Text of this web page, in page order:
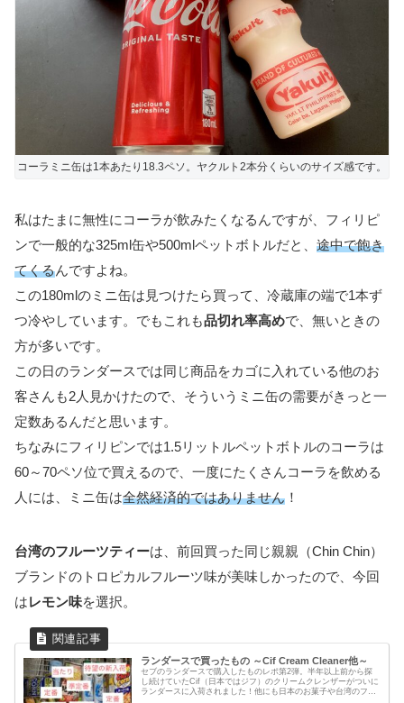
コーラミニ缶は1本あたり18.3ペソ。ヤクルト2本分くらいのサイズ感です。
私はたまに無性にコーラが飲みたくなるんですが、フィリピ
ンで一般的な325ml缶や500mlペットボトルだと、 途中で飽き
てくるんですよね。
この180mlのミニ缶は見つけたら買って、冷蔵庫の端で1本ず
つ冷やしています。でもこれも品切れ率高めで、無いときの
方が多いです。
この日のランダースでは同じ商品をカゴに入れている他のお
客さんも2人見かけたので、そういうミニ缶の需要がきっと一
定数あるんだと思います。
ちなみにフィリピンでは1.5リットルペットボトルのコーラは
60～70ペソ位で買えるので、一度にたくさんコーラを飲める
人には、ミニ缶は全然経済的ではありません ！
台湾のフルーツティーは、前回買った同じ親親（Chin Chin）
ブランドのトロピカルフルーツ味が美味しかったので、今回
はレモン味を選択。
ランダースで買ったもの ～Cif Cream Cleaner他～
セブのランダースで購入したものレポ第2弾。半年以上前から探
し続けていたCif（日本ではジフ）のクリームクレンザーがついに
ランダースに入荷されました！他にも日本のお菓子や台湾のフル